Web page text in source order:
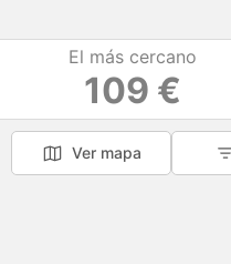
El más cercano
109 €
Ver mapa